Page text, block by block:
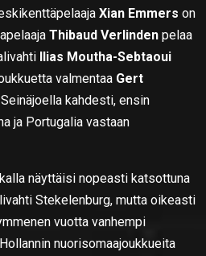
Xian Emmers on
Thibaud Verlinden pelaa
Ilias Moutha-Sebtaoui
valmentaa Gert
kahdesti, ensin
ja Portugalia vastaan
näyttäisi nopeasti katsottuna
Stekelenburg, mutta oikeasti
vuotta vanhempi
nuorisomaajoukkueita